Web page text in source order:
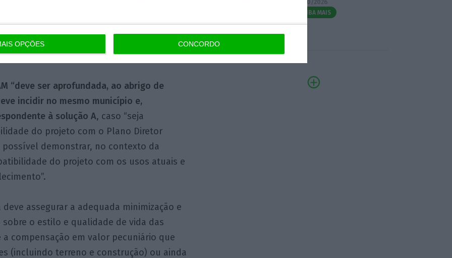
OPÇÕES CONCORDO
a DIA, estão o pagamento pelo
de compensações financeiras.
“deve ser aprofundada, ao abrigo de
incidir no mesmo município e,
à solução A, caso “seja
do projeto com o Plano Diretor
possível demonstrar, no contexto da
do projeto com os usos atuais e
assegurar a adequada minimização e
o estilo e qualidade de vida das
compensação em valor pecuniário que
(incluindo terreno e construção) ou ainda
07/10/2026
SAIBA MAIS